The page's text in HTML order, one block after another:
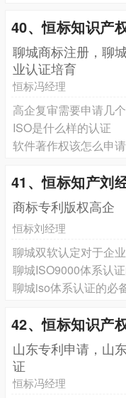
40、恒标知识产
聊城商标注册，聊
业认证培育
恒标冯经理
高企复审需要申请几
ISO是什么样的认证
软件著作权该怎么申请
41、恒标知产刘
商标专利版权高企
恒标刘经理
聊城双软认定对于企
聊城ISO9000体系认
聊城iso体系认证的必
42、恒标知识产
山东专利申请，山
证
恒标冯经理